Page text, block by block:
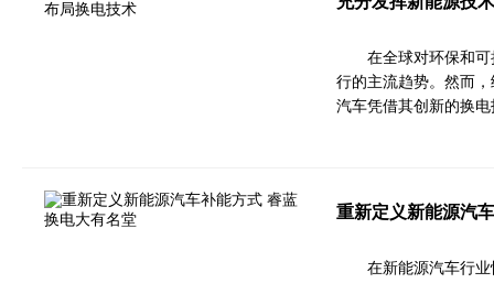
在全球对环保和
行的主流趋势。然而
汽车凭借其创新的换
重新定义新能源汽
在新能源汽车行